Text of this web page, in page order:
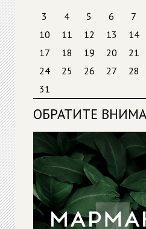
3
4 5 6 7
10
11 12 13 14
17
18 19 20 21
24
25 26 27 28
31
ОБРАТИТЕ